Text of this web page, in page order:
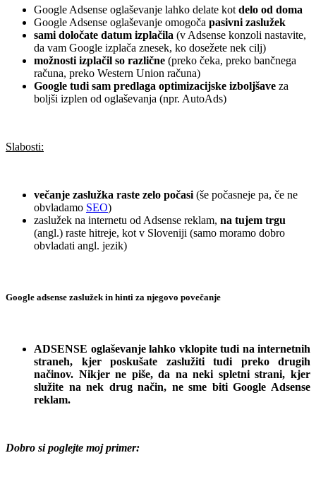
Google Adsense oglaševanje lahko delate kot delo od doma
Google Adsense oglaševanje omogoča pasivni zaslužek
sami določate datum izplačila (v Adsense konzoli nastavite,
da vam Google izplača znesek, ko dosežete nek cilj)
možnosti izplačil so različne (preko čeka, preko bančnega
računa, preko Western Union računa)
Google tudi sam predlaga optimizacijske izboljšave za
boljši izplen od oglaševanja (npr. AutoAds)
Slabosti:
večanje zaslužka raste zelo počasi (še počasneje pa, če ne
obvladamo SEO)
zaslužek na internetu od Adsense reklam, na tujem trgu
(angl.) raste hitreje, kot v Sloveniji (samo moramo dobro
obvladati angl. jezik)
Google adsense zaslužek in hinti za njegovo povečanje
ADSENSE oglaševanje lahko vklopite tudi na internetnih
straneh, kjer poskušate zaslužiti tudi preko drugih
načinov. Nikjer ne piše, da na neki spletni strani, kjer
služite na nek drug način, ne sme biti Google Adsense
reklam.
Dobro si poglejte moj primer: